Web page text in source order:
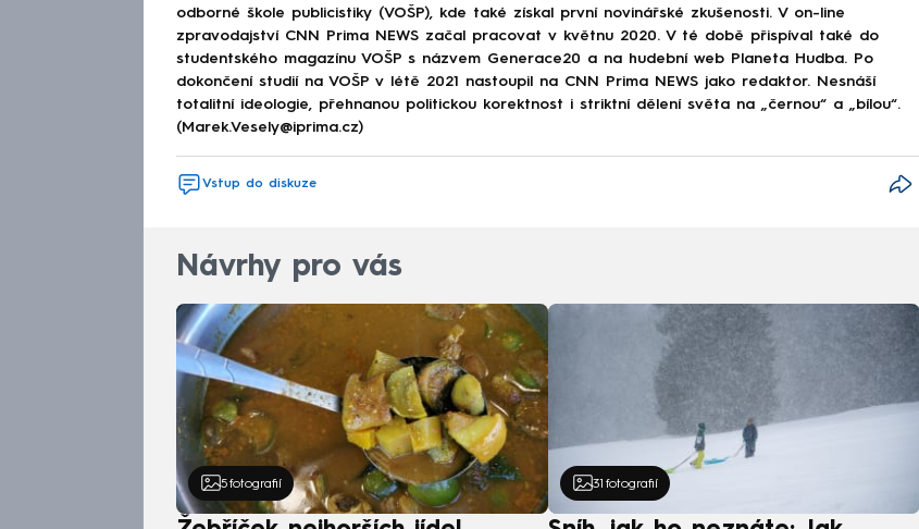
odborné škole publicistiky (VOŠP), kde také získal první novinářské zkušenosti. V on-line
zpravodajství CNN Prima NEWS začal pracovat v květnu 2020. V té době přispíval také do
studentského magazínu VOŠP s názvem Generace20 a na hudební web Planeta Hudba. Po
dokončení studií na VOŠP v létě 2021 nastoupil na CNN Prima NEWS jako redaktor. Nesnáší
totalitní ideologie, přehnanou politickou korektnost i striktní dělení světa na „černou“ a „bílou“.
(Marek.Vesely@iprima.cz)
Vstup do diskuze
Návrhy pro vás
5 fotografií 31 fotografií